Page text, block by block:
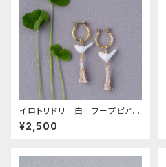
イロトリドリ 白 フープピア
ス チタンポスト
¥2,500